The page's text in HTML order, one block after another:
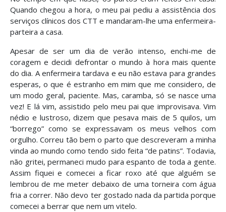
Quando chegou a hora, o meu pai pediu a assistência dos
serviços clínicos dos CTT e mandaram-lhe uma enfermeira-
parteira a casa.
Apesar de ser um dia de verão intenso, enchi-me de
coragem e decidi defrontar o mundo à hora mais quente
do dia. A enfermeira tardava e eu não estava para grandes
esperas, o que é estranho em mim que me considero, de
um modo geral, paciente. Mas, caramba, só se nasce uma
vez! E lá vim, assistido pelo meu pai que improvisava. Vim
nédio e lustroso, dizem que pesava mais de 5 quilos, um
“borrego” como se expressavam os meus velhos com
orgulho. Correu tão bem o parto que descreveram a minha
vinda ao mundo como tendo sido feita “de patins”. Todavia,
não gritei, permaneci mudo para espanto de toda a gente.
Assim fiquei e comecei a ficar roxo até que alguém se
lembrou de me meter debaixo de uma torneira com água
fria a correr. Não devo ter gostado nada da partida porque
comecei a berrar que nem um vitelo.